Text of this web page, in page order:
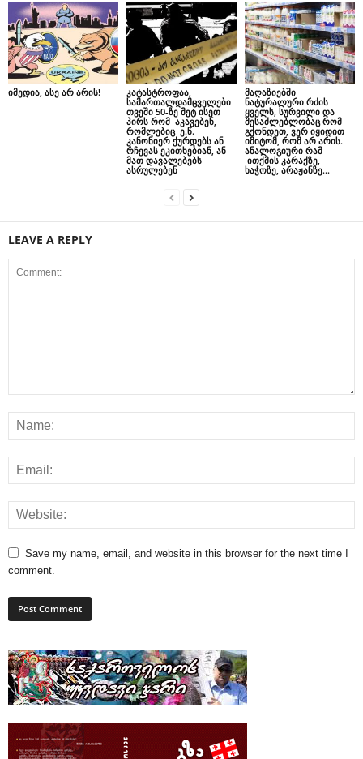
იმედია, ასე არ არის!
კატასტროფაა,
სამართალდამცველები
თვეში 50-ზე მეტ ისეთ
პირს რომ აკავებენ,
რომლებიც ე.წ.
კანონიერ ქურდებს ან
რჩევას ეკითხებიან, ან
მათ დავალებებს
ასრულებენ
მაღაზიებში
ნატურალური რძის
ყველს, სურვილი და
შესაძლებლობაც რომ
გქონდეთ, ვერ იყიდით
იმიტომ, რომ არ არის.
ანალოგიური რამ
ითქმის კარაქზე,
ხაჭოზე, არაჟანზე…
LEAVE A REPLY
Save my name, email, and website in this browser for the next time I
comment.